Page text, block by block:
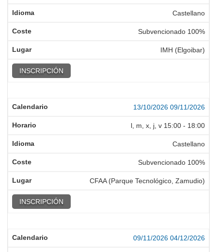
Castellano
Subvencionado 100%
IMH (Elgoibar)
INSCRIPCIÓN
13/10/2026 09/11/2026
l, m, x, j, v 15:00 - 18:00
Castellano
Subvencionado 100%
CFAA (Parque Tecnológico, Zamudio)
INSCRIPCIÓN
09/11/2026 04/12/2026